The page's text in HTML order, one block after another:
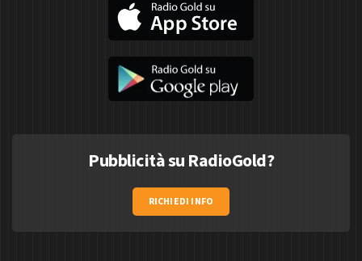
Pubblicità su RadioGold?
RICHIEDI INFO